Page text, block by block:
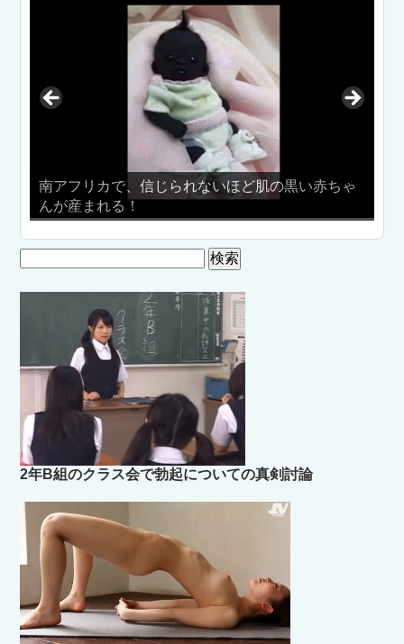
南アフリカで、信じられないほど肌の黒い赤ちゃ
んが産まれる！
2年B組のクラス会で勃起についての真剣討論